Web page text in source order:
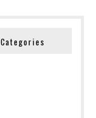
Categories